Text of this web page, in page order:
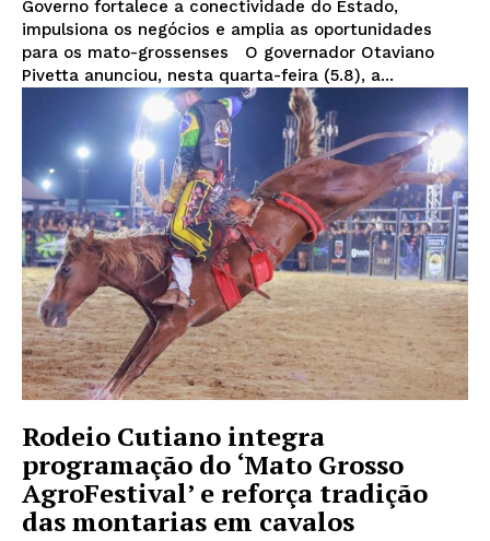
Governo fortalece a conectividade do Estado,
impulsiona os negócios e amplia as oportunidades
para os mato-grossenses O governador Otaviano
Pivetta anunciou, nesta quarta-feira (5.8), a...
Rodeio Cutiano integra
programação do ‘Mato Grosso
AgroFestival’ e reforça tradição
das montarias em cavalos